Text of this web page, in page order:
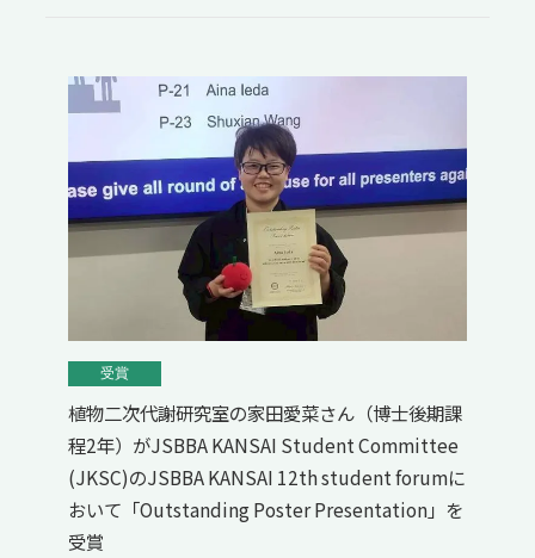
受賞
植物二次代謝研究室の家田愛菜さん（博士後期課
程2年）がJSBBA KANSAI Student Committee
(JKSC)のJSBBA KANSAI 12th student forumに
おいて「Outstanding Poster Presentation」を
受賞